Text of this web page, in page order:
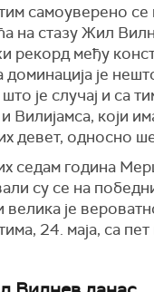
самоуверено се
на стазу Жил
рекорд међу
је
је случај и са
Вилијамса, који
девет, односно
седам година
су се на
велика је
24. маја, са